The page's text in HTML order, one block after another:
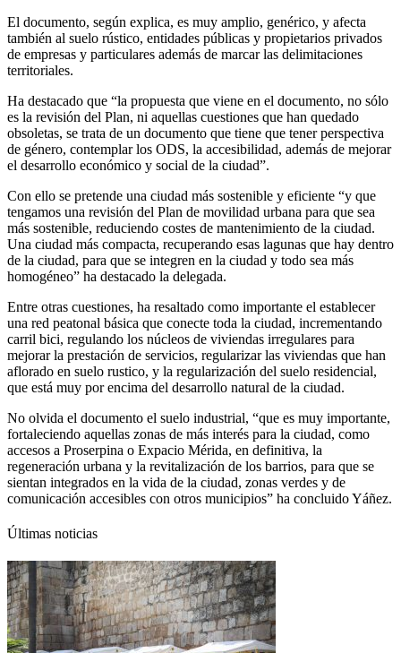
El documento, según explica, es muy amplio, genérico, y afecta
también al suelo rústico, entidades públicas y propietarios privados
de empresas y particulares además de marcar las delimitaciones
territoriales.
Ha destacado que “la propuesta que viene en el documento, no sólo
es la revisión del Plan, ni aquellas cuestiones que han quedado
obsoletas, se trata de un documento que tiene que tener perspectiva
de género, contemplar los ODS, la accesibilidad, además de mejorar
el desarrollo económico y social de la ciudad”.
Con ello se pretende una ciudad más sostenible y eficiente “y que
tengamos una revisión del Plan de movilidad urbana para que sea
más sostenible, reduciendo costes de mantenimiento de la ciudad.
Una ciudad más compacta, recuperando esas lagunas que hay dentro
de la ciudad, para que se integren en la ciudad y todo sea más
homogéneo” ha destacado la delegada.
Entre otras cuestiones, ha resaltado como importante el establecer
una red peatonal básica que conecte toda la ciudad, incrementando
carril bici, regulando los núcleos de viviendas irregulares para
mejorar la prestación de servicios, regularizar las viviendas que han
aflorado en suelo rustico, y la regularización del suelo residencial,
que está muy por encima del desarrollo natural de la ciudad.
No olvida el documento el suelo industrial, “que es muy importante,
fortaleciendo aquellas zonas de más interés para la ciudad, como
accesos a Proserpina o Expacio Mérida, en definitiva, la
regeneración urbana y la revitalización de los barrios, para que se
sientan integrados en la vida de la ciudad, zonas verdes y de
comunicación accesibles con otros municipios” ha concluido Yáñez.
Últimas noticias